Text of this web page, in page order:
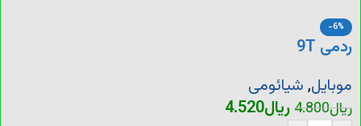
-6%
ردمی 9T
موبایل,شیائومی
ریال4.800ریال4.520